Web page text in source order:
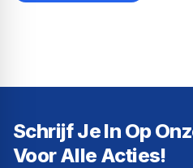
Schrijf Je In Op
Voor Alle Acties!